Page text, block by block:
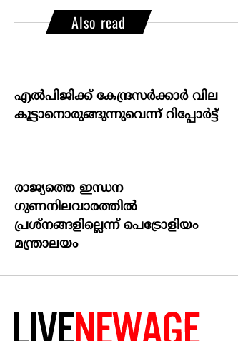
Also read
എല്‍പിജിക്ക് കേന്ദ്രസർക്കാർ വില
കൂട്ടാനൊരുങ്ങുന്നുവെന്ന് റിപ്പോർട്ട്
രാജ്യത്തെ ഇന്ധന
ഗുണനിലവാരത്തില്‍
പ്രശ്‌നങ്ങളില്ലെന്ന് പെട്രോളിയം
മന്ത്രാലയം